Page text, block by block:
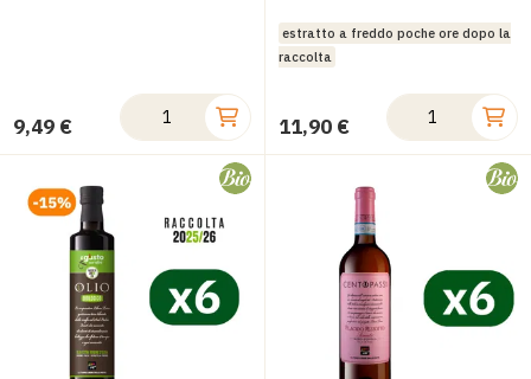
9,49 €
estratto a freddo poche ore dopo la
raccolta
11,90 €